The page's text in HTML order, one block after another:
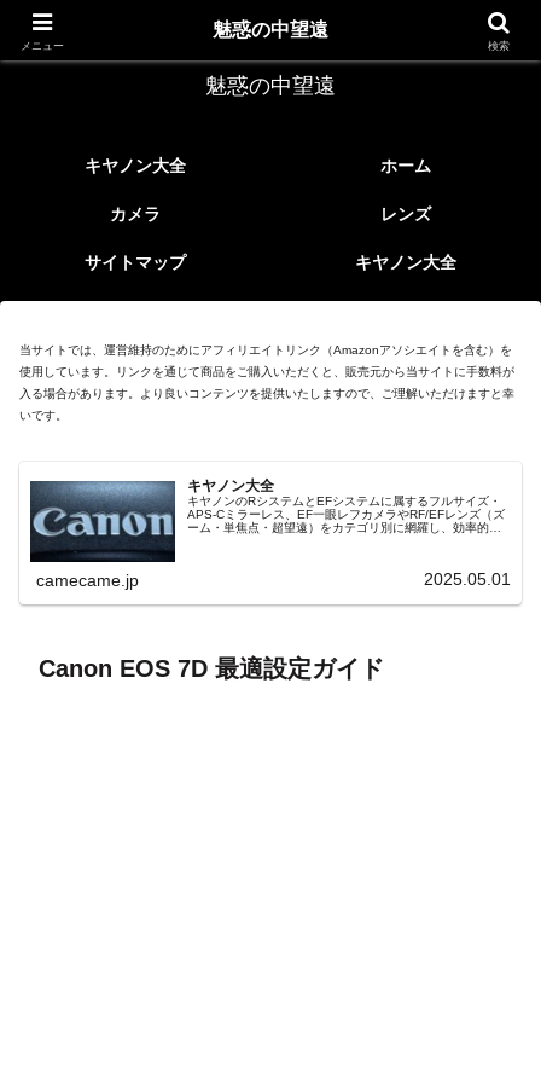
レトロなEFレンズ
魅惑の中望遠
キヤノン大全 ホーム
カメラ レンズ
サイトマップ キヤノン大全
当サイトでは、運営維持のためにアフィリエイトリンク（Amazonアソシエイトを含む）を
使用しています。リンクを通じて商品をご購入いただくと、販売元から当サイトに手数料が
入る場合があります。より良いコンテンツを提供いたしますので、ご理解いただけますと幸
いです。
キヤノン大全
キヤノンのRシステムとEFシステムに属するフルサイズ・
APS-Cミラーレス、EF一眼レフカメラやRF/EFレンズ（ズ
ーム・単焦点・超望遠）をカテゴリ別に網羅し、効率的に
camecame.jp 2025.05.01
Canon EOS 7D 最適設定ガイド
メニュー
魅惑の中望遠
検索